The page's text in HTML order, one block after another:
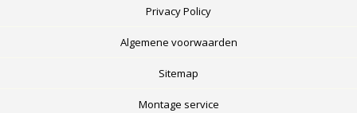
Privacy Policy
Algemene voorwaarden
Sitemap
Montage service